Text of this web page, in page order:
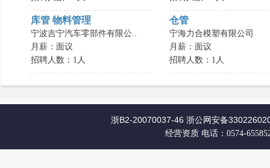
库管 物料管理
宁波吉宁汽车零部件有限公..
月薪：面议
招聘人数：1人
仓管
宁海力合模塑有限公司
月薪：面议
招聘人数：1人
浙B2-20070037-46 浙公网安备
经营资质 电话：0574-